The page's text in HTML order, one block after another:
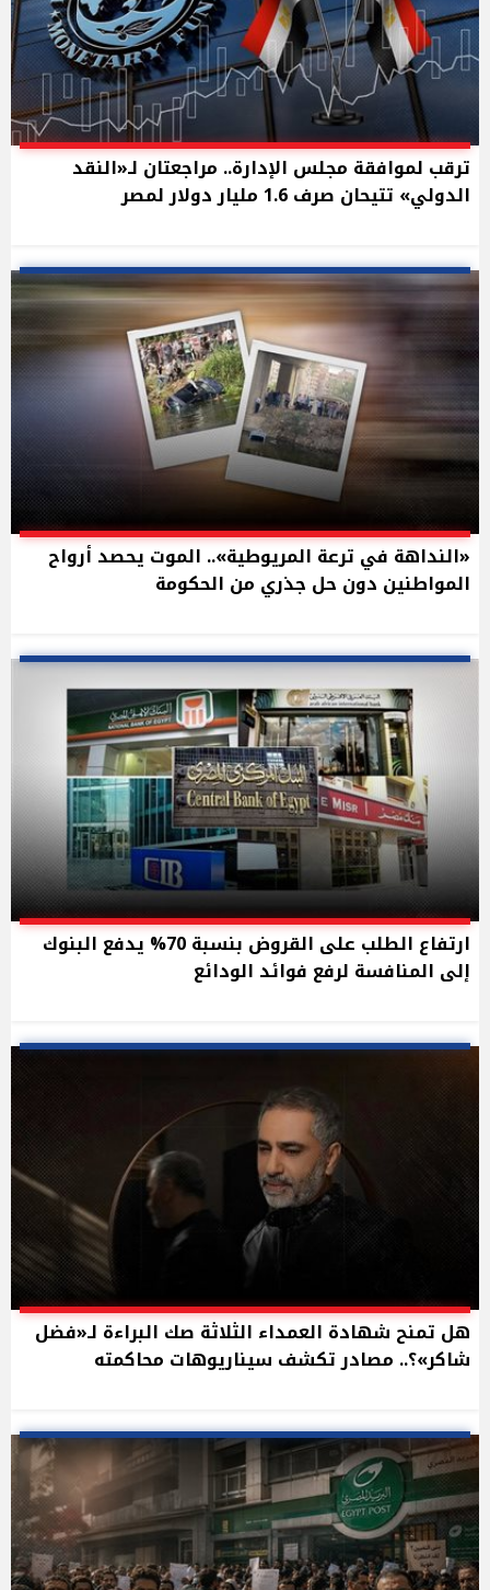
ترقب لموافقة مجلس الإدارة.. مراجعتان لـ«النقد
الدولي» تتيحان صرف 1.6 مليار دولار لمصر
«النداهة في ترعة المريوطية».. الموت يحصد أرواح
المواطنين دون حل جذري من الحكومة
ارتفاع الطلب على القروض بنسبة 70% يدفع البنوك
إلى المنافسة لرفع فوائد الودائع
هل تمنح شهادة العمداء الثلاثة صك البراءة لـ«فضل
شاكر»؟.. مصادر تكشف سيناريوهات محاكمته